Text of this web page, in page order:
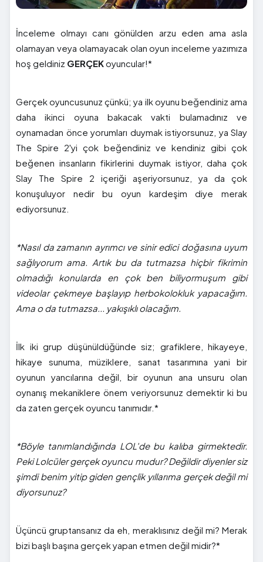
İnceleme olmayı canı gönülden arzu eden ama asla
olamayan veya olamayacak olan oyun inceleme yazımıza
hoş geldiniz GERÇEKoyuncular!*
Gerçek oyuncusunuz çünkü; ya ilk oyunu beğendiniz ama
daha ikinci oyuna bakacak vakti bulamadınız ve
oynamadan önce yorumları duymak istiyorsunuz, ya Slay
The Spire 2'yi çok beğendiniz ve kendiniz gibi çok
beğenen insanların fikirlerini duymak istiyor, daha çok
Slay The Spire 2 içeriği aşeriyorsunuz, ya da çok
konuşuluyor nedir bu oyun kardeşim diye merak
ediyorsunuz.
*Nasıl da zamanın ayrımcı ve sinir edici doğasına uyum
sağlıyorum ama. Artık bu da tutmazsa hiçbir fikrimin
olmadığı konularda en çok ben biliyormuşum gibi
videolar çekmeye başlayıp herbokolokluk yapacağım.
Ama o da tutmazsa... yakışıklı olacağım.
İlk iki grup düşünüldüğünde siz; grafiklere, hikayeye,
hikaye sunuma, müziklere, sanat tasarımına yani bir
oyunun yancılarına değil, bir oyunun ana unsuru olan
oynanış mekaniklere önem veriyorsunuz demektir ki bu
da zaten gerçek oyuncu tanımıdır.*
*Böyle tanımlandığında LOL'de bu kalıba girmektedir.
Peki Lolcüler gerçek oyuncu mudur? Değildir diyenler siz
şimdi benim yitip giden gençlik yıllarıma gerçek değil mi
diyorsunuz?
Üçüncü gruptansanız da eh, meraklısınız değil mi? Merak
bizi başlı başına gerçek yapan etmen değil midir?*